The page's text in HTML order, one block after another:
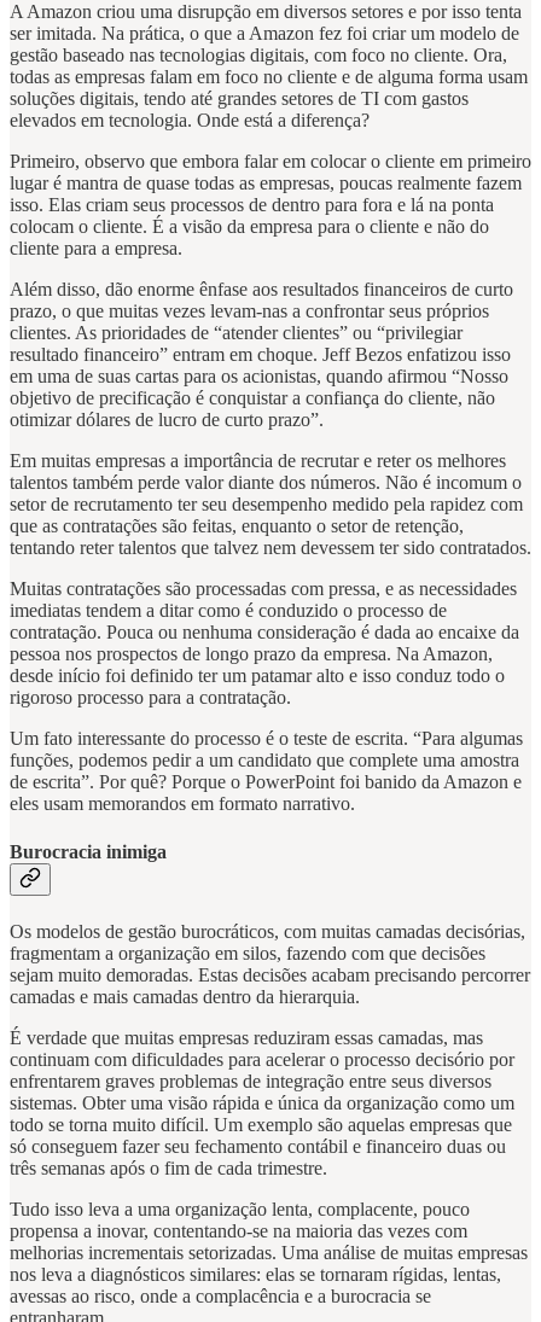
A Amazon criou uma disrupção em diversos setores e por isso tenta
ser imitada. Na prática, o que a Amazon fez foi criar um modelo de
gestão baseado nas tecnologias digitais, com foco no cliente. Ora,
todas as empresas falam em foco no cliente e de alguma forma usam
soluções digitais, tendo até grandes setores de TI com gastos
elevados em tecnologia. Onde está a diferença?
Primeiro, observo que embora falar em colocar o cliente em primeiro
lugar é mantra de quase todas as empresas, poucas realmente fazem
isso. Elas criam seus processos de dentro para fora e lá na ponta
colocam o cliente. É a visão da empresa para o cliente e não do
cliente para a empresa.
Além disso, dão enorme ênfase aos resultados financeiros de curto
prazo, o que muitas vezes levam-nas a confrontar seus próprios
clientes. As prioridades de “atender clientes” ou “privilegiar
resultado financeiro” entram em choque. Jeff Bezos enfatizou isso
em uma de suas cartas para os acionistas, quando afirmou “Nosso
objetivo de precificação é conquistar a confiança do cliente, não
otimizar dólares de lucro de curto prazo”.
Em muitas empresas a importância de recrutar e reter os melhores
talentos também perde valor diante dos números. Não é incomum o
setor de recrutamento ter seu desempenho medido pela rapidez com
que as contratações são feitas, enquanto o setor de retenção,
tentando reter talentos que talvez nem devessem ter sido contratados.
Muitas contratações são processadas com pressa, e as necessidades
imediatas tendem a ditar como é conduzido o processo de
contratação. Pouca ou nenhuma consideração é dada ao encaixe da
pessoa nos prospectos de longo prazo da empresa. Na Amazon,
desde início foi definido ter um patamar alto e isso conduz todo o
rigoroso processo para a contratação.
Um fato interessante do processo é o teste de escrita. “Para algumas
funções, podemos pedir a um candidato que complete uma amostra
de escrita”. Por quê? Porque o PowerPoint foi banido da Amazon e
eles usam memorandos em formato narrativo.
Burocracia inimiga
Os modelos de gestão burocráticos, com muitas camadas decisórias,
fragmentam a organização em silos, fazendo com que decisões
sejam muito demoradas. Estas decisões acabam precisando percorrer
camadas e mais camadas dentro da hierarquia.
É verdade que muitas empresas reduziram essas camadas, mas
continuam com dificuldades para acelerar o processo decisório por
enfrentarem graves problemas de integração entre seus diversos
sistemas. Obter uma visão rápida e única da organização como um
todo se torna muito difícil. Um exemplo são aquelas empresas que
só conseguem fazer seu fechamento contábil e financeiro duas ou
três semanas após o fim de cada trimestre.
Tudo isso leva a uma organização lenta, complacente, pouco
propensa a inovar, contentando-se na maioria das vezes com
melhorias incrementais setorizadas. Uma análise de muitas empresas
nos leva a diagnósticos similares: elas se tornaram rígidas, lentas,
avessas ao risco, onde a complacência e a burocracia se
entranharam.